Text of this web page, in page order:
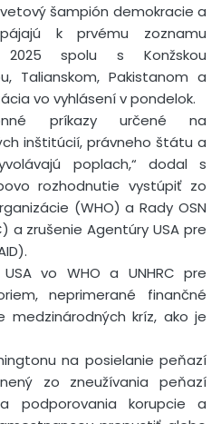
šampión demokracie a
k prvému zoznamu
spolu s Konžskou
Talianskom, Pakistanom a
vo vyhlásení v pondelok.
príkazy určené na
inštitúcií, právneho štátu a
poplach,“ dodal s
rozhodnutie vystúpiť zo
(WHO) a Rady OSN
a zrušenie Agentúry USA pre
vo WHO a UNHRC pre
neprimerané finančné
medzinárodných kríz, ako je
na posielanie peňazí
zo zneužívania peňazí
podporovania korupcie a